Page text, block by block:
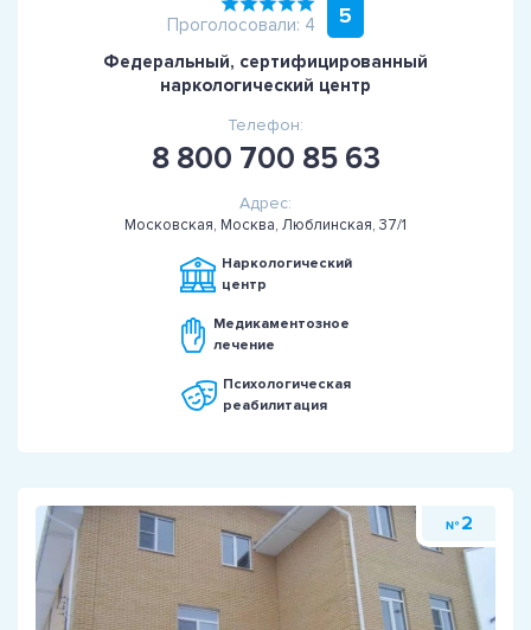
Проголосовали: 4 5
Федеральный, сертифицированный
наркологический центр
Телефон:
8 800 700 85 63
Адрес:
Московская, Москва, Люблинская, 37/1
Наркологический
центр
Медикаментозное
лечение
Психологическая
реабилитация
№ 2